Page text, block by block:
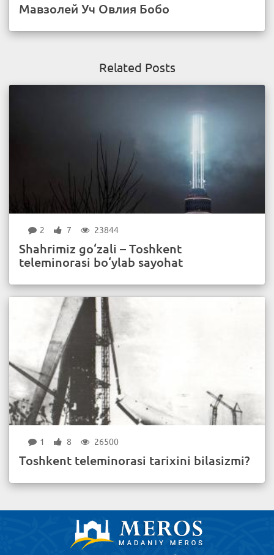
Мавзолей Уч Овлия Бобо
Related Posts
2 7 23844
Shahrimiz go‘zali – Toshkent
teleminorasi bo‘ylab sayohat
1 8 26500
Toshkent teleminorasi tarixini bilasizmi?